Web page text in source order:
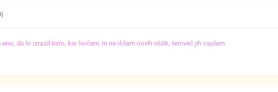
da bi izrazil tisto, kar hočem. In ne iščem novih oblik, temveč jih najdem.